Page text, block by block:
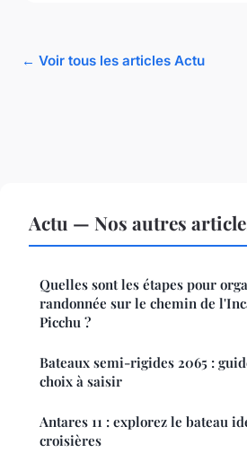
← Voir tous les articles Actu
Actu — Nos autres
Quelles sont les étapes pour
randonnée sur le chemin de
Picchu ?
Bateaux semi-rigides 2065 :
choix à saisir
Antares 11 : explorez le bateau
croisières